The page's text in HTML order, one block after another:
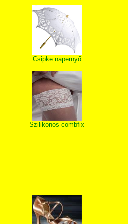
Csipke napernyő
Szilikonos combfix